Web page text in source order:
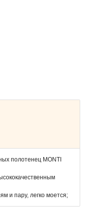
полотенец MONTI
и пару, легко моется;